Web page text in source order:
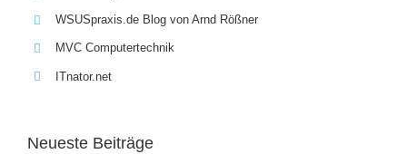
WSUSpraxis.de Blog von Arnd Rößner
MVC Computertechnik
ITnator.net
Neueste Beiträge